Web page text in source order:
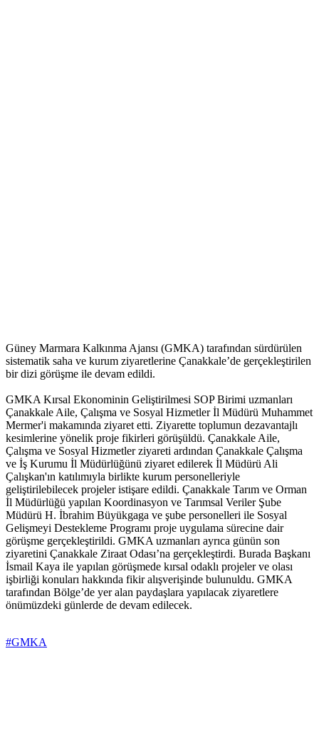
Güney Marmara Kalkınma Ajansı (GMKA) tarafından sürdürülen
sistematik saha ve kurum ziyaretlerine Çanakkale’de gerçekleştirilen
bir dizi görüşme ile devam edildi.
GMKA Kırsal Ekonominin Geliştirilmesi SOP Birimi uzmanları
Çanakkale Aile, Çalışma ve Sosyal Hizmetler İl Müdürü Muhammet
Mermer'i makamında ziyaret etti. Ziyarette toplumun dezavantajlı
kesimlerine yönelik proje fikirleri görüşüldü. Çanakkale Aile,
Çalışma ve Sosyal Hizmetler ziyareti ardından Çanakkale Çalışma
ve İş Kurumu İl Müdürlüğünü ziyaret edilerek İl Müdürü Ali
Çalışkan'ın katılımıyla birlikte kurum personelleriyle
geliştirilebilecek projeler istişare edildi. Çanakkale Tarım ve Orman
İl Müdürlüğü yapılan Koordinasyon ve Tarımsal Veriler Şube
Müdürü H. İbrahim Büyükgaga ve şube personelleri ile Sosyal
Gelişmeyi Destekleme Programı proje uygulama sürecine dair
görüşme gerçekleştirildi. GMKA uzmanları ayrıca günün son
ziyaretini Çanakkale Ziraat Odası’na gerçekleştirdi. Burada Başkanı
İsmail Kaya ile yapılan görüşmede kırsal odaklı projeler ve olası
işbirliği konuları hakkında fikir alışverişinde bulunuldu. GMKA
tarafından Bölge’de yer alan paydaşlara yapılacak ziyaretlere
önümüzdeki günlerde de devam edilecek.
#GMKA